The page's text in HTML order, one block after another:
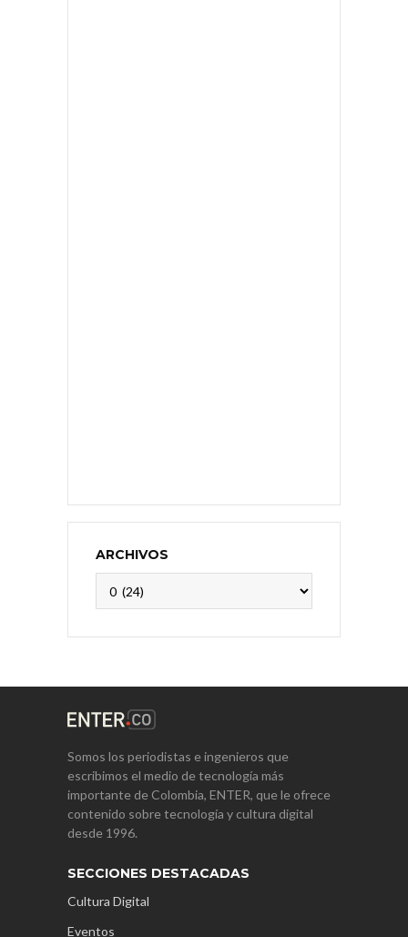
ARCHIVOS
Somos los periodistas e ingenieros que
escribimos el medio de tecnología más
importante de Colombia, ENTER, que le ofrece
contenido sobre tecnología y cultura digital
desde 1996.
SECCIONES DESTACADAS
Cultura Digital
Eventos